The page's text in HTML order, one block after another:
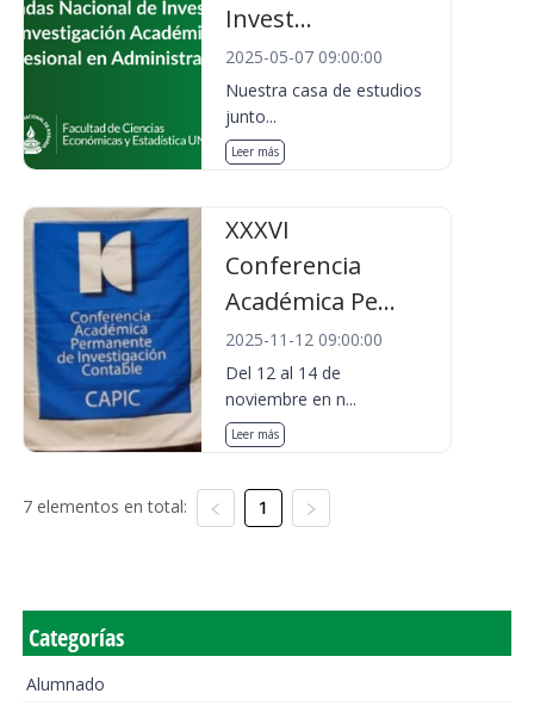
Invest...
2025-05-07 09:00:00
Nuestra casa de estudios
junto...
Leer más
XXXVI
Conferencia
Académica Pe...
2025-11-12 09:00:00
Del 12 al 14 de
noviembre en n...
Leer más
7 elementos en total: 1
Categorías
Alumnado